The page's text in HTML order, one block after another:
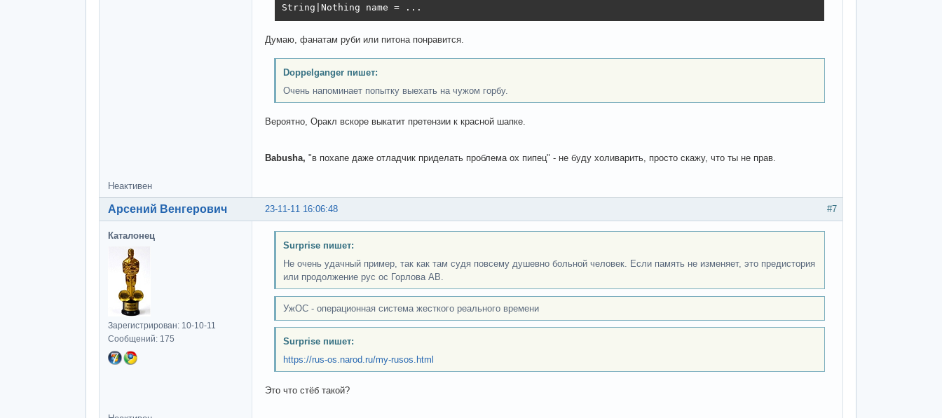
String|Nothing name = ...
Думаю, фанатам руби или питона понравится.
Doppelganger пишет:
Очень напоминает попытку выехать на чужом горбу.
Вероятно, Оракл вскоре выкатит претензии к красной шапке.
Babusha, "в похапе даже отладчик приделать проблема ох пипец" - не буду холиварить, просто скажу, что ты не прав.
Неактивен
#7
23-11-11 16:06:48
Арсений Венгерович
Каталонец
Зарегистрирован: 10-10-11
Сообщений: 175
Surprise пишет:
Не очень удачный пример, так как там судя повсему душевно больной человек. Если память не изменяет, это предистория
или продолжение рус ос Горлова АВ.
УжОС - операционная система жесткого реального времени
Surprise пишет:
https://rus-os.narod.ru/my-rusos.html
Это что стёб такой?